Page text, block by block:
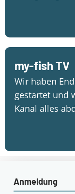
my-fish TV
Wir haben
gestartet und
Kanal alles
Anmeldung